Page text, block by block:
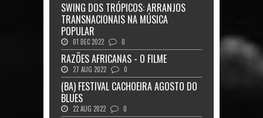
SWING DOS TRÓPICOS: ARRANJOS
TRANSNACIONAIS NA MÚSICA
POPULAR
01 DEC 2022 0
RAZÕES AFRICANAS - O FILME
27 AUG 2022 0
(BA) FESTIVAL CACHOEIRA AGOSTO DO
BLUES
22 AUG 2022 0